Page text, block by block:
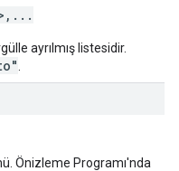
ayrılmış listesidir.
Önizleme Programı'nda